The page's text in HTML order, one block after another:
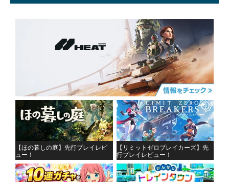
【ほの暮しの庭】先行プレイレビ
ュー！
【リミットゼロブレイカーズ】先
行プレイレビュー！